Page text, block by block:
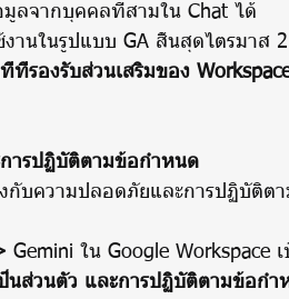
มูลจากบุคคลที่สามใน Chat ได้
งานในรูปแบบ GA สิ้นสุดไตรมาส 2
รองรับส่วนเสริมของ
ารปฏิบัติตามข้อกำหนด
Gemini ใน Google Workspace
นส่วนตัว และการปฏิบัติตามข้อกำ